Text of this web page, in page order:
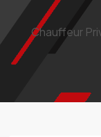
Chauffeur